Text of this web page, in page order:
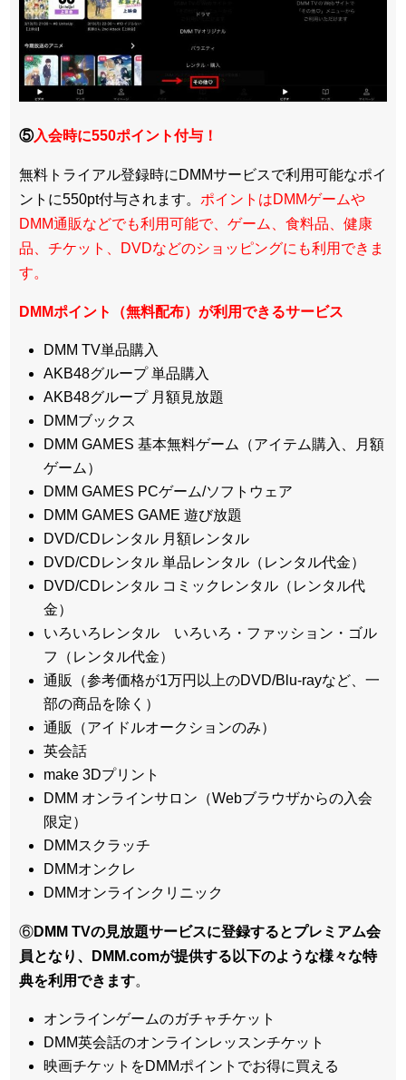
⑤入会時に550ポイント付与！
無料トライアル登録時にDMMサービスで利用可能なポイ
ントに550pt付与されます。 ポイントはDMMゲームや
DMM通販などでも利用可能で、ゲーム、食料品、健康
品、チケット、DVDなどのショッピングにも利用できま
す。
DMMポイント（無料配布）が利用できるサービス
DMM TV単品購入
AKB48グループ 単品購入
AKB48グループ 月額見放題
DMMブックス
DMM GAMES 基本無料ゲーム（アイテム購入、月額
ゲーム）
DMM GAMES PCゲーム/ソフトウェア
DMM GAMES GAME 遊び放題
DVD/CDレンタル 月額レンタル
DVD/CDレンタル 単品レンタル（レンタル代金）
DVD/CDレンタル コミックレンタル（レンタル代
金）
いろいろレンタル いろいろ・ファッション・ゴル
フ（レンタル代金）
通販（参考価格が1万円以上のDVD/Blu-rayなど、一
部の商品を除く）
通販（アイドルオークションのみ）
英会話
make 3Dプリント
DMM オンラインサロン（Webブラウザからの入会
限定）
DMMスクラッチ
DMMオンクレ
DMMオンラインクリニック
⑥DMM TVの見放題サービスに登録するとプレミアム会
員となり、DMM.comが提供する以下のような様々な特
典を利用できます。
オンラインゲームのガチャチケット
DMM英会話のオンラインレッスンチケット
映画チケットをDMMポイントでお得に買える